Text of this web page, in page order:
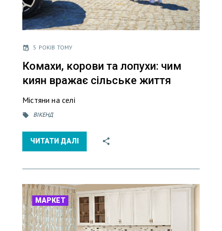
5 РОКІВ ТОМУ
Комахи, корови та лопухи: чим
киян вражає сільське життя
Містяни на селі
ВІКЕНД
ЧИТАТИ ДАЛІ
МАРКЕТ